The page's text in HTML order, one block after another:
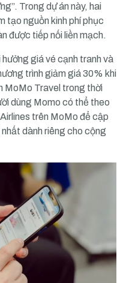
Trong dự án này, hai
tạo nguồn kinh phí phục
được tiếp nối liền mạch.
giá vé cạnh tranh và
trình giảm giá 30% khi
MoMo Travel trong thời
dùng Momo có thể theo
trên MoMo để cập
dành riêng cho cộng